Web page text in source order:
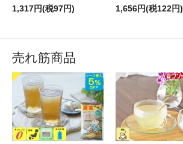
1,317円(税97円)
1,656円(税122円)
売れ筋商品